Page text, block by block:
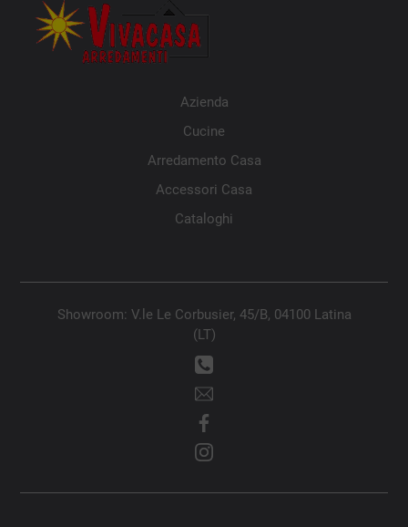
Azienda
Cucine
Arredamento Casa
Accessori Casa
Cataloghi
Showroom: V.le Le Corbusier, 45/B, 04100 Latina
(LT)